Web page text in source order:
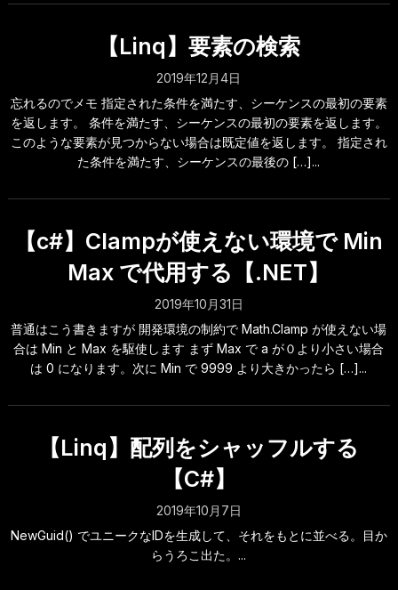
【Linq】要素の検索
2019年12月4日
忘れるのでメモ 指定された条件を満たす、シーケンスの最初の要素
を返します。 条件を満たす、シーケンスの最初の要素を返します。
このような要素が見つからない場合は既定値を返します。 指定され
た条件を満たす、シーケンスの最後の […]...
【c#】Clampが使えない環境で Min
Max で代用する【.NET】
2019年10月31日
普通はこう書きますが 開発環境の制約で Math.Clamp が使えない場
合は Min と Max を駆使します まず Max で a が０より小さい場合
は 0 になります。次に Min で 9999 より大きかったら […]...
【Linq】配列をシャッフルする
【C#】
2019年10月7日
NewGuid() でユニークなIDを生成して、それをもとに並べる。目か
らうろこ出た。...